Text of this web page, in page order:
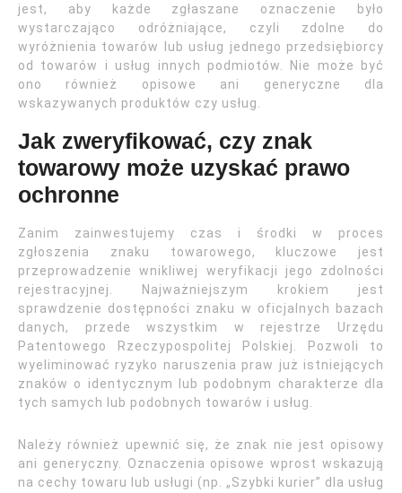
jest, aby każde zgłaszane oznaczenie było
wystarczająco odróżniające, czyli zdolne do
wyróżnienia towarów lub usług jednego przedsiębiorcy
od towarów i usług innych podmiotów. Nie może być
ono również opisowe ani generyczne dla
wskazywanych produktów czy usług.
Jak zweryfikować, czy znak
towarowy może uzyskać prawo
ochronne
Zanim zainwestujemy czas i środki w proces
zgłoszenia znaku towarowego, kluczowe jest
przeprowadzenie wnikliwej weryfikacji jego zdolności
rejestracyjnej. Najważniejszym krokiem jest
sprawdzenie dostępności znaku w oficjalnych bazach
danych, przede wszystkim w rejestrze Urzędu
Patentowego Rzeczypospolitej Polskiej. Pozwoli to
wyeliminować ryzyko naruszenia praw już istniejących
znaków o identycznym lub podobnym charakterze dla
tych samych lub podobnych towarów i usług.
Należy również upewnić się, że znak nie jest opisowy
ani generyczny. Oznaczenia opisowe wprost wskazują
na cechy towaru lub usługi (np. „Szybki kurier” dla usług